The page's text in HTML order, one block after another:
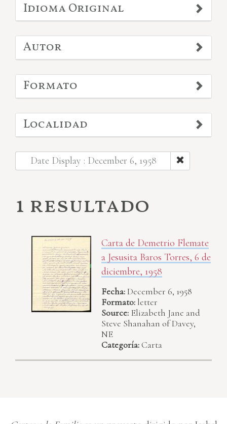
Idioma Original
Autor
Formato
Localidad
Date Display : December 6, 1958
1 resultado
Carta de Demetrio Flemate
a Jesusita Baros Torres, 6 de
diciembre, 1958
Fecha:December 6, 1958
Formato: letter
Source: Elizabeth Jane and
Steve Shanahan of Davey,
NE
Categoría:Carta